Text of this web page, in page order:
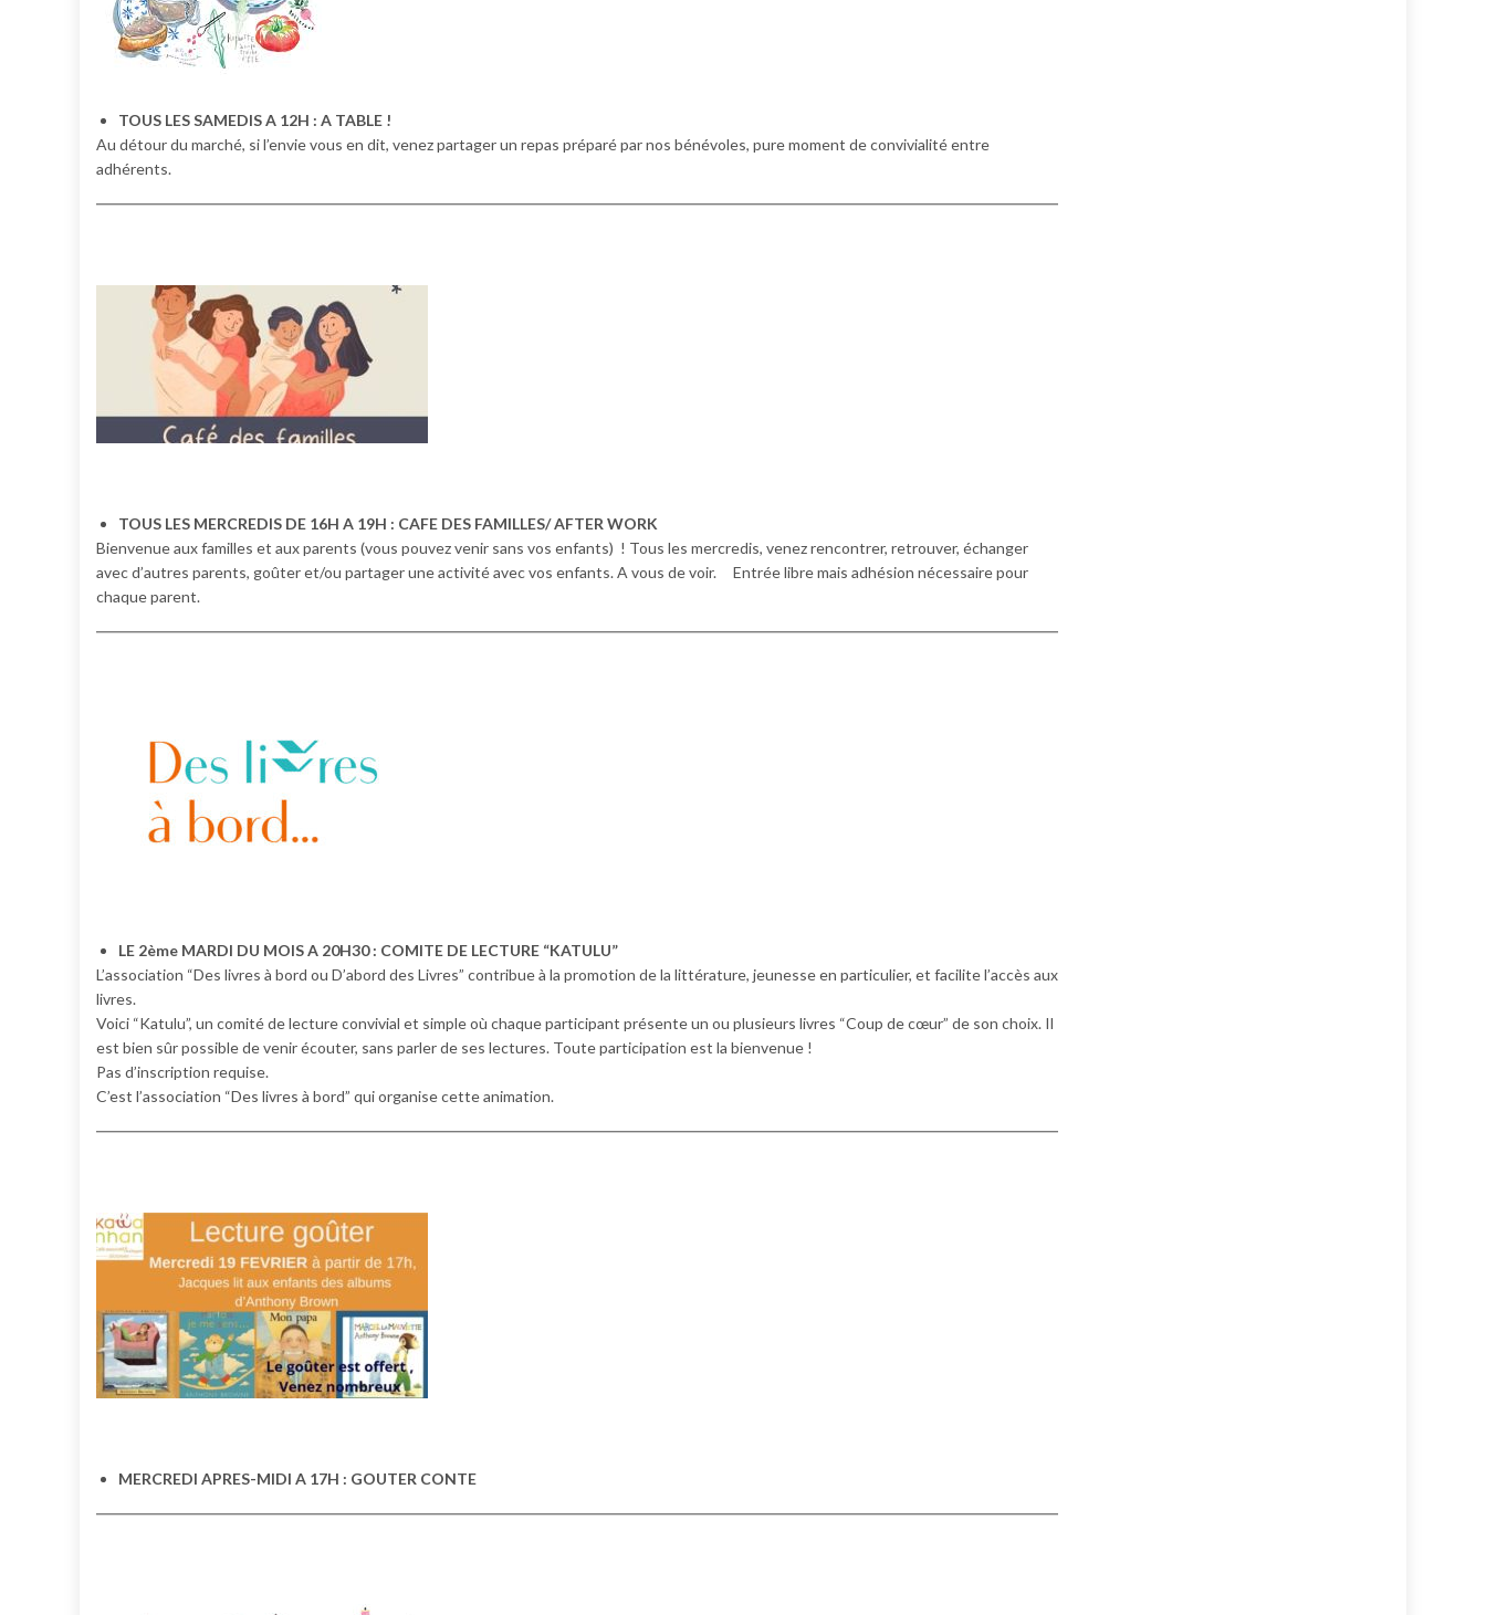
TOUS LES SAMEDIS A 12H : A TABLE !
Au détour du marché, si l’envie vous en dit, venez partager un repas préparé par nos bénévoles, pure moment de convivialité entre
adhérents.
TOUS LES MERCREDIS DE 16H A 19H : CAFE DES FAMILLES/ AFTER WORK
Bienvenue aux familles et aux parents (vous pouvez venir sans vos enfants) ! Tous les mercredis, venez rencontrer, retrouver, échanger
avec d’autres parents, goûter et/ou partager une activité avec vos enfants. A vous de voir. Entrée libre mais adhésion nécessaire pour
chaque parent.
LE 2ème MARDI DU MOIS A 20H30 : COMITE DE LECTURE “KATULU”
L’association “Des livres à bord ou D’abord des Livres” contribue à la promotion de la littérature, jeunesse en particulier, et facilite l’accès aux
livres.
Voici “Katulu”, un comité de lecture convivial et simple où chaque participant présente un ou plusieurs livres “Coup de cœur” de son choix. Il
est bien sûr possible de venir écouter, sans parler de ses lectures. Toute participation est la bienvenue !
Pas d’inscription requise.
C’est l’association “Des livres à bord” qui organise cette animation.
MERCREDI APRES-MIDI A 17H : GOUTER CONTE